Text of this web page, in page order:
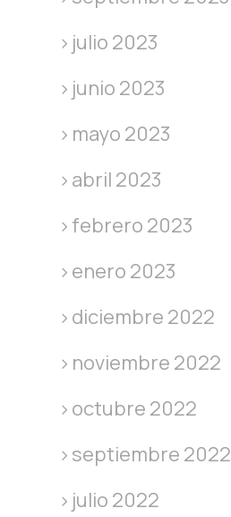
julio 2023
junio 2023
mayo 2023
abril 2023
febrero 2023
enero 2023
diciembre 2022
noviembre 2022
octubre 2022
septiembre 2022
julio 2022